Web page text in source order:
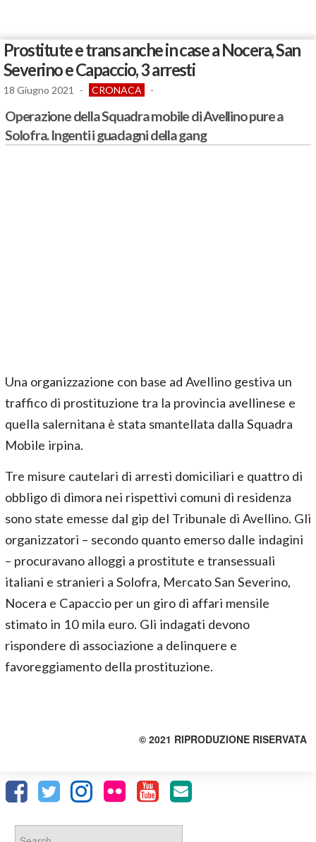
Prostitute e trans anche in case a Nocera, San
Severino e Capaccio, 3 arresti
18 Giugno 2021 - CRONACA -
Operazione della Squadra mobile di Avellino pure a
Solofra. Ingenti i guadagni della gang
Una organizzazione con base ad Avellino gestiva un
traffico di prostituzione tra la provincia avellinese e
quella salernitana è stata smantellata dalla Squadra
Mobile irpina.
Tre misure cautelari di arresti domiciliari e quattro di
obbligo di dimora nei rispettivi comuni di residenza
sono state emesse dal gip del Tribunale di Avellino. Gli
organizzatori – secondo quanto emerso dalle indagini
– procuravano alloggi a prostitute e transessuali
italiani e stranieri a Solofra, Mercato San Severino,
Nocera e Capaccio per un giro di affari mensile
stimato in 10 mila euro. Gli indagati devono
rispondere di associazione a delinquere e
favoreggiamento della prostituzione.
© 2021 RIPRODUZIONE RISERVATA